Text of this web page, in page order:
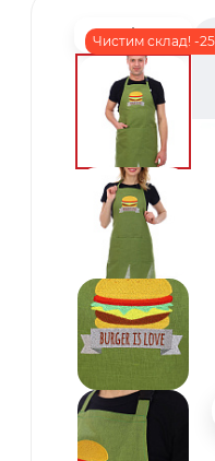
Чистим склад! -